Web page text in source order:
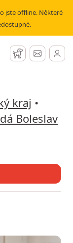
jste offline. Některé
Hlídací pes
Zprávy
kraj •
Boleslav